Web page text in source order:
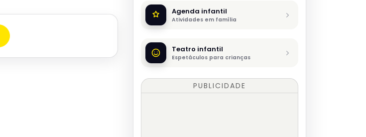
Agenda infantil
Atividades em família
Teatro infantil
Espetáculos para crianças
PUBLICIDADE